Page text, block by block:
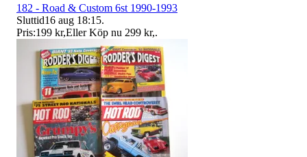
182 - Road & Custom 6st 1990-1993
Sluttid16 aug 18:15.
Pris:199 kr,Eller Köp nu 299 kr,.